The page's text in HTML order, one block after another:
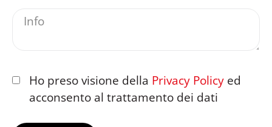
Ho preso visione della Privacy Policy ed
acconsento al trattamento dei dati